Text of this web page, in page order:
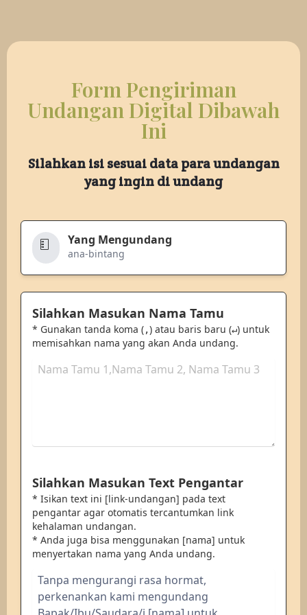
Form Pengiriman
Undangan Digital Dibawah
Ini
Silahkan isi sesuai data para undangan
yang ingin di undang
Yang Mengundang
ana-bintang
Silahkan Masukan Nama Tamu
* Gunakan tanda koma (,) atau baris baru (↵) untuk
memisahkan nama yang akan Anda undang.
Silahkan Masukan Text Pengantar
* Isikan text ini [link-undangan] pada text
pengantar agar otomatis tercantumkan link
kehalaman undangan.
* Anda juga bisa menggunakan [nama] untuk
menyertakan nama yang Anda undang.